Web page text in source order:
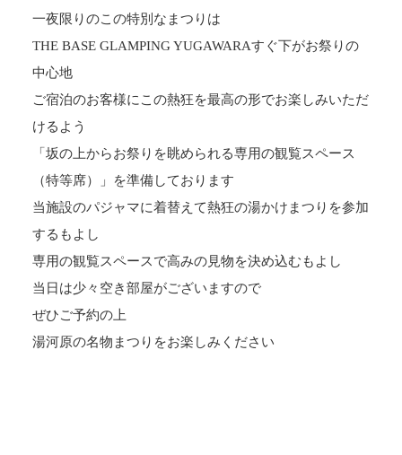
一夜限りのこの特別なまつりは
THE BASE GLAMPING YUGAWARAすぐ下がお祭りの
中心地
ご宿泊のお客様にこの熱狂を最高の形でお楽しみいただ
けるよう
「坂の上からお祭りを眺められる専用の観覧スペース
（特等席）」を準備しております
当施設のパジャマに着替えて熱狂の湯かけまつりを参加
するもよし
専用の観覧スペースで高みの見物を決め込むもよし
当日は少々空き部屋がございますので
ぜひご予約の上
湯河原の名物まつりをお楽しみください